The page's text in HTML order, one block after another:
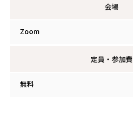
会場
Zoom
定員・参加費
無料